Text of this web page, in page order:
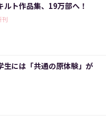
ルト作品集、19万部へ！
刊
生には「共通の原体験」が